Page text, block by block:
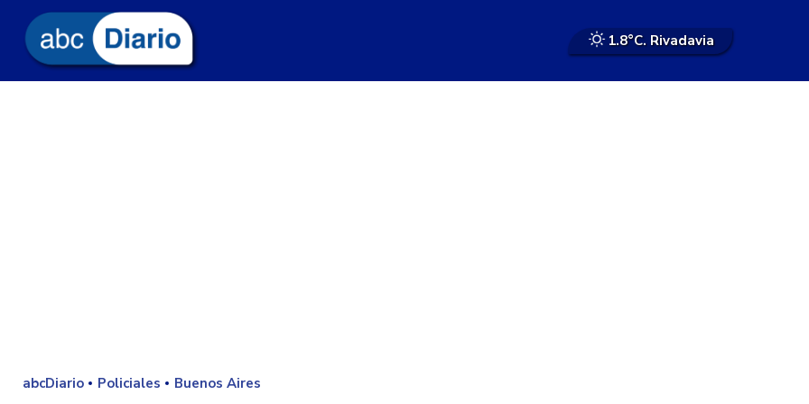
1.8°C. Rivadavia
abcDiario Policiales Buenos Aires